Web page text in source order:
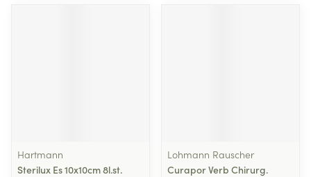
Hartmann
Sterilux Es 10x10cm 8l.st.
Lohmann Rauscher
Curapor Verb Chirurg.